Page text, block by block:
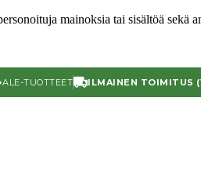
mainoksia tai sisältöä
ALE-TUOTTEET ILMAINEN TOIMITUS